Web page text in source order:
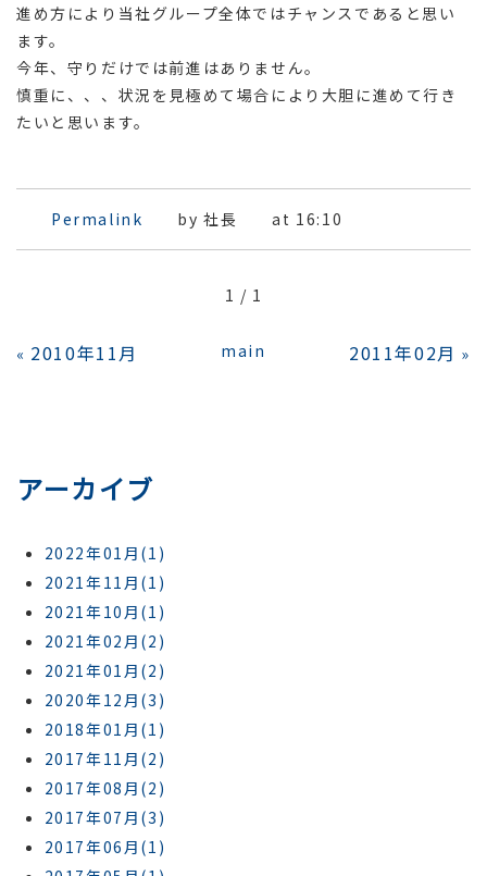
進め方により当社グループ全体ではチャンスであると思い
ます。
今年、守りだけでは前進はありません。
慎重に、、、状況を見極めて場合により大胆に進めて行き
たいと思います。
Permalink by 社長 at 16:10
1 / 1
« 2010年11月 main 2011年02月 »
アーカイブ
2022年01月(1)
2021年11月(1)
2021年10月(1)
2021年02月(2)
2021年01月(2)
2020年12月(3)
2018年01月(1)
2017年11月(2)
2017年08月(2)
2017年07月(3)
2017年06月(1)